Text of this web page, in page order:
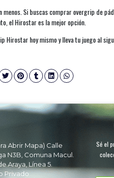
menos. Si buscas comprar overgrip de
el Hirostar es la mejor opción.
Hirostar hoy mismo y lleva tu juego al
Abrir Mapa) Calle
N3B, Comuna Macul.
Araya, Línea 5.
Privado
Sé el